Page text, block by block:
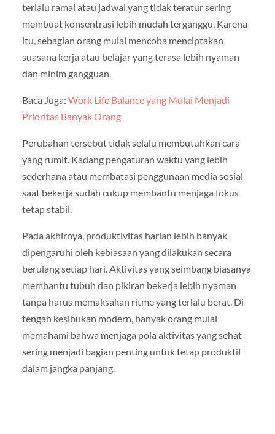
terlalu ramai atau jadwal yang tidak teratur sering
membuat konsentrasi lebih mudah terganggu. Karena
itu, sebagian orang mulai mencoba menciptakan
suasana kerja atau belajar yang terasa lebih nyaman
dan minim gangguan.
Baca Juga: Work Life Balance yang Mulai Menjadi
Prioritas Banyak Orang
Perubahan tersebut tidak selalu membutuhkan cara
yang rumit. Kadang pengaturan waktu yang lebih
sederhana atau membatasi penggunaan media sosial
saat bekerja sudah cukup membantu menjaga fokus
tetap stabil.
Pada akhirnya, produktivitas harian lebih banyak
dipengaruhi oleh kebiasaan yang dilakukan secara
berulang setiap hari. Aktivitas yang seimbang biasanya
membantu tubuh dan pikiran bekerja lebih nyaman
tanpa harus memaksakan ritme yang terlalu berat. Di
tengah kesibukan modern, banyak orang mulai
memahami bahwa menjaga pola aktivitas yang sehat
sering menjadi bagian penting untuk tetap produktif
dalam jangka panjang.